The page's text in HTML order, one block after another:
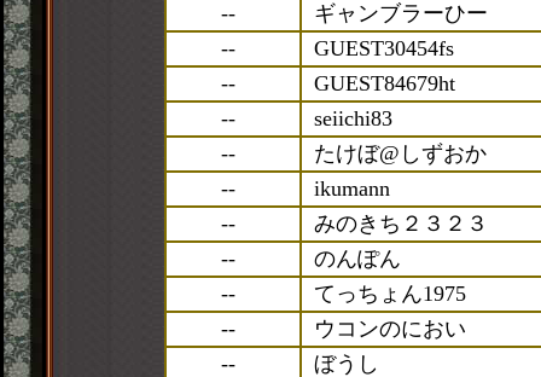
--
ギャンブラーひー
--
GUEST30454fs
--
GUEST84679ht
--
seiichi83
--
たけぼ@しずおか
--
ikumann
--
みのきち２３２３
--
のんぽん
--
てっちょん1975
--
ウコンのにおい
--
ぼうし